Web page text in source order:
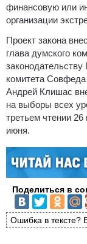
финансовую или
организации
Проект закона
глава думского
комитета Совфеда
Андрей Клишас
на выборы всех
третьем чтении
июня.
Поделиться в
Ошибка в тексте?